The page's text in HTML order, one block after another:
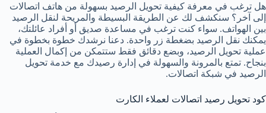
هل ترغب في معرفة كيفية تحويل الرصيد بسهولة من هاتف اتصالات
إلى آخر؟ سنكشف لك عن الطريقة البسيطة والمريحة لنقل الرصيد
بين الهواتف. سواء كنت ترغب في مساعدة صديق أو أفراد عائلتك،
يمكنك نقل الرصيد بضغطة زر واحدة. دعنا نرشدك خطوة بخطوة في
عملية تحويل الرصيد، وبضع دقائق فقط ستتمكن من إكمال العملية
بنجاح. تمتع بالمرونة والسهولة في إدارة رصيدك مع خدمة تحويل
الرصيد في شبكة اتصالات.
كود تحويل رصيد اتصالات لعملاء الكارت